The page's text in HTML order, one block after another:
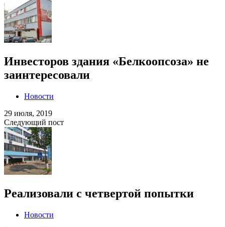
Инвесторов здания «Белкоопсоза» не
заинтересовали
Новости
29 июля, 2019
Следующий пост
Реализовали с четвертой попытки
Новости